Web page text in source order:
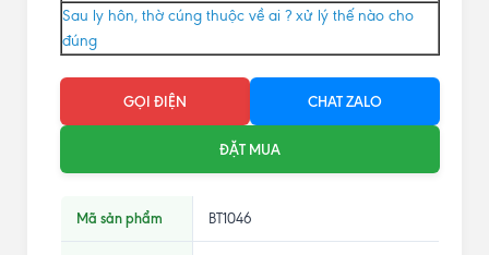
Sau ly hôn, thờ cúng thuộc về ai ? xử lý thế nào cho
đúng
GỌI ĐIỆN CHAT ZALO
ĐẶT MUA
Mã sản phẩm BT1046